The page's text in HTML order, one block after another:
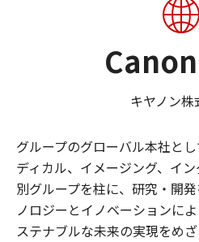
キヤノン株
グループのグローバル本社と
ディカル、イメージング、イ
別グループを柱に、研究・開
ノロジーとイノベーションに
ステナブルな未来の実現をめざ